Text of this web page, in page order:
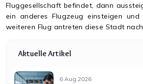
Fluggesellschaft befindet, dann
ein anderes Flugzeug einsteigen
weiteren Flug antreten diese Stadt nach
Aktuelle Artikel
6 Aug,2026